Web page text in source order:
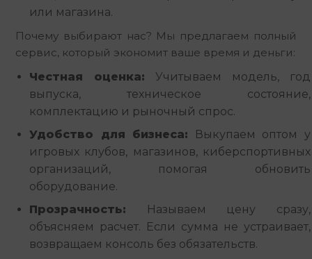
или магазина.
Почему выбирают нас? Мы предлагаем полный
сервис, который экономит ваше время и деньги:
Честная оценка: Учитываем модель, год
выпуска, техническое состояние,
комплектацию и рыночный спрос.
Удобство для бизнеса: Выкупаем оптом у
игровых клубов, магазинов, киберспортивных
организаций, помогая обновить
оборудование.
Прозрачность: Называем цену сразу,
объясняем расчет. Если сумма не устраивает,
возвращаем консоль без обязательств.